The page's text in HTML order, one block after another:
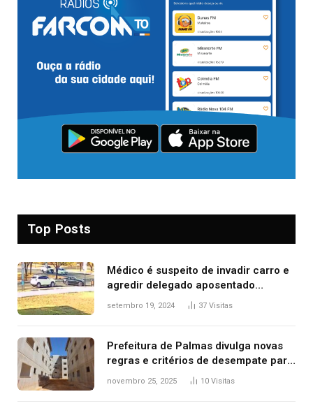
Top Posts
Médico é suspeito de invadir carro e
agredir delegado aposentado
durante confusão no trânsito
setembro 19, 2024 37 Visitas
Prefeitura de Palmas divulga novas
regras e critérios de desempate para
seleção de famílias no Minha Casa,
novembro 25, 2025 10 Visitas